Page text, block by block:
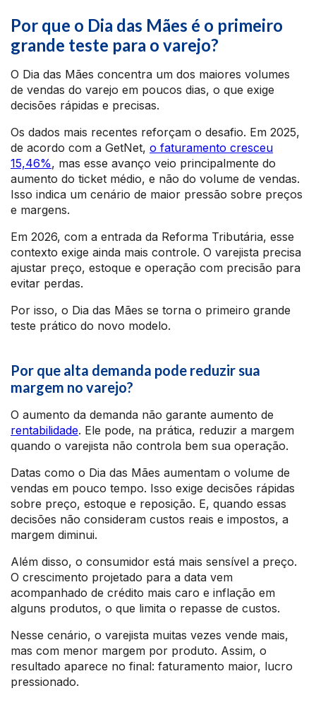
Por que o Dia das Mães é o primeiro
grande teste para o varejo?
O Dia das Mães concentra um dos maiores volumes
de vendas do varejo em poucos dias, o que exige
decisões rápidas e precisas.
Os dados mais recentes reforçam o desafio. Em 2025,
de acordo com a GetNet, o faturamento cresceu
15,46%, mas esse avanço veio principalmente do
aumento do ticket médio, e não do volume de vendas.
Isso indica um cenário de maior pressão sobre preços
e margens.
Em 2026, com a entrada da Reforma Tributária, esse
contexto exige ainda mais controle. O varejista precisa
ajustar preço, estoque e operação com precisão para
evitar perdas.
Por isso, o Dia das Mães se torna o primeiro grande
teste prático do novo modelo.
Por que alta demanda pode reduzir sua
margem no varejo?
O aumento da demanda não garante aumento de
rentabilidade. Ele pode, na prática, reduzir a margem
quando o varejista não controla bem sua operação.
Datas como o Dia das Mães aumentam o volume de
vendas em pouco tempo. Isso exige decisões rápidas
sobre preço, estoque e reposição. E, quando essas
decisões não consideram custos reais e impostos, a
margem diminui.
Além disso, o consumidor está mais sensível a preço.
O crescimento projetado para a data vem
acompanhado de crédito mais caro e inflação em
alguns produtos, o que limita o repasse de custos.
Nesse cenário, o varejista muitas vezes vende mais,
mas com menor margem por produto. Assim, o
resultado aparece no final: faturamento maior, lucro
pressionado.